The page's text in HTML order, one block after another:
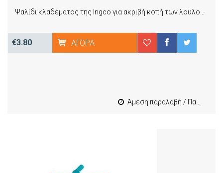
€3.80 ΑΓΟΡΆ
Άμεση παραλαβή / Παράδοση 1-3 εργασιμες